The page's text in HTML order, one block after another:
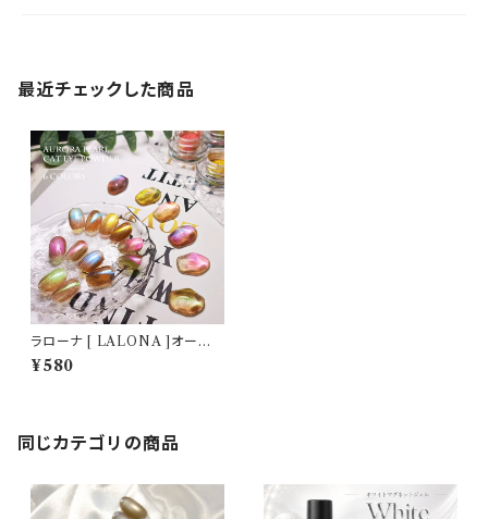
最近チェックした商品
ラローナ [ LALONA ]オーロラ
パールマグネットパウダー( 1g )(
6カラーから ) 微粒子 / 高品質
¥580
同じカテゴリの商品